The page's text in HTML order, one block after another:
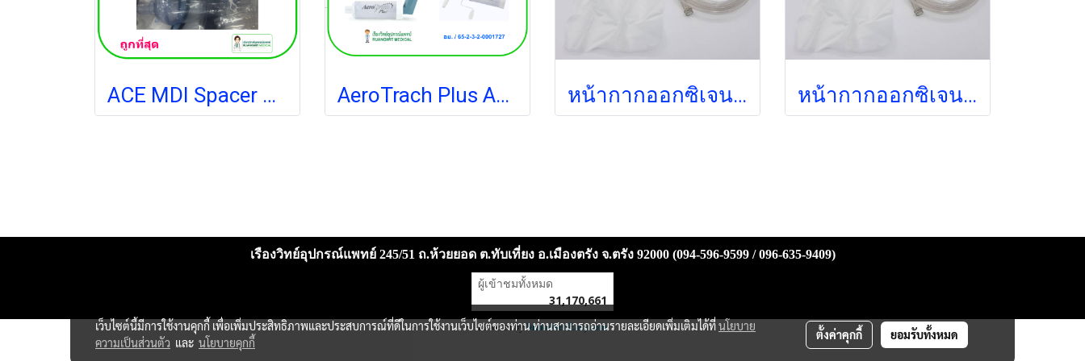
ACE MDI Spacer Kit - Portex (11-1020) กระบอกช่วยพ่นยา AeroTrach Plus Anti-Static VH (101505) กระบอกพ่นยา สำหรับผู้ป่วยเจาะคอที่หายใจเองได้ หน้ากากออกซิเจนพร้อมถุงลม Oxygen Mask with Bag สำหรับผู้ใหญ่ (Galemed 3675) (exp แล้ว) หน้ากากออกซิเจนพร้อมถุงลม Oxygen Mask with Bag สำหรับผู้ใหญ่ Galemed (AO0093)
เรืองวิทย์อุปกรณ์แพทย์ 245/51 ถ.ห้วยยอด ต.ทับเที่ยง อ.เมืองตรัง จ.ตรัง 92000 (094-596-9599 / 096-635-9409)
ผู้เข้าชมวันนี้
Powered byMakeWebEasy.com
เว็บไซต์นี้มีการใช้งานคุกกี้ เพื่อเพิ่มประสิทธิภาพและประสบการณ์ที่ดีในการใช้งานเว็บไซต์ของท่าน ท่านสามารถอ่านรายละเอียดเพิ่มเติมได้ที่นโยบาย
ความเป็นส่วนตัว และ นโยบายคุกกี้
ตั้งค่าคุกกี้ ยอมรับทั้งหมด